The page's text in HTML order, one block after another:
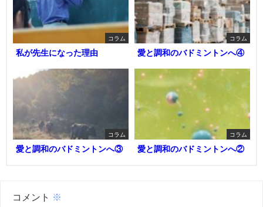
コラム
私が先生になった理由
コラム
愛と調和のバドミントンへ④
コラム
愛と調和のバドミントンへ③
コラム
愛と調和のバドミントンへ②
コメント ※